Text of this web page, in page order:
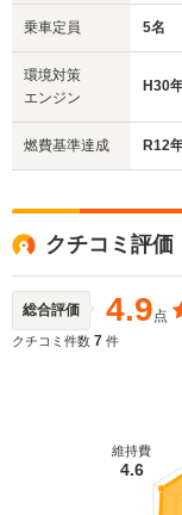
乗車定員 5名
環境対策
エンジン
燃費基準達成 R12
クチコミ評価
総合評価 4.9点
クチコミ件数 7 件
維持費
4.6